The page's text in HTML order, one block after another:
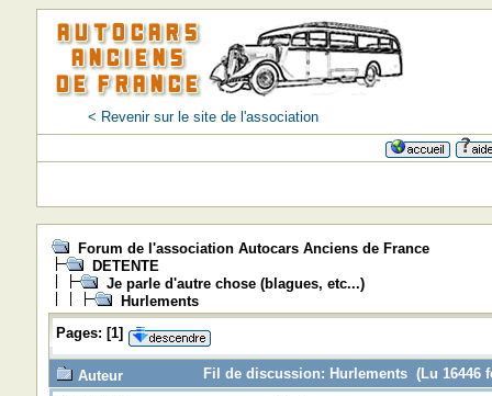
< Revenir sur le site de l'association
Forum de l'association Autocars Anciens de France
DETENTE
Je parle d'autre chose (blagues, etc...)
Hurlements
Pages: [1]
Auteur
Fil de discussion: Hurlements (Lu 16446